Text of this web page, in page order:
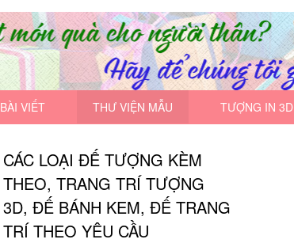
BÀI VIẾT THƯ VIỆN MẪU TƯỢNG IN 3D
CÁC LOẠI ĐẾ TƯỢNG KÈM
THEO, TRANG TRÍ TƯỢNG
3D, ĐẾ BÁNH KEM, ĐẾ TRANG
TRÍ THEO YÊU CẦU